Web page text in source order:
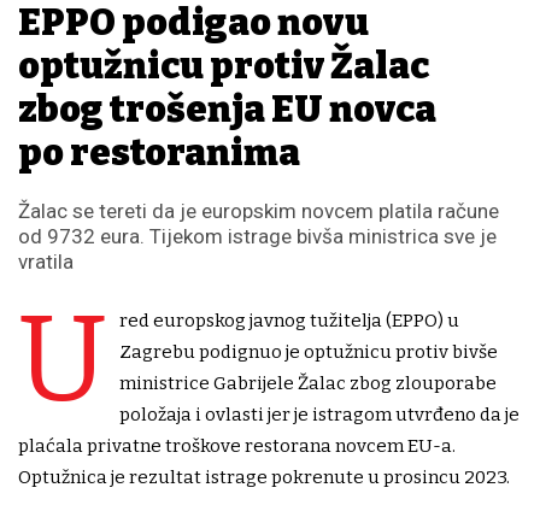
EPPO podigao novu
optužnicu protiv Žalac
zbog trošenja EU novca
po restoranima
Žalac se tereti da je europskim novcem platila račune
od 9732 eura. Tijekom istrage bivša ministrica sve je
vratila
U
red europskog javnog tužitelja (EPPO) u
Zagrebu podignuo je optužnicu protiv bivše
ministrice Gabrijele Žalac zbog zlouporabe
položaja i ovlasti jer je istragom utvrđeno da je
plaćala privatne troškove restorana novcem EU-a.
Optužnica je rezultat istrage pokrenute u prosincu 2023.